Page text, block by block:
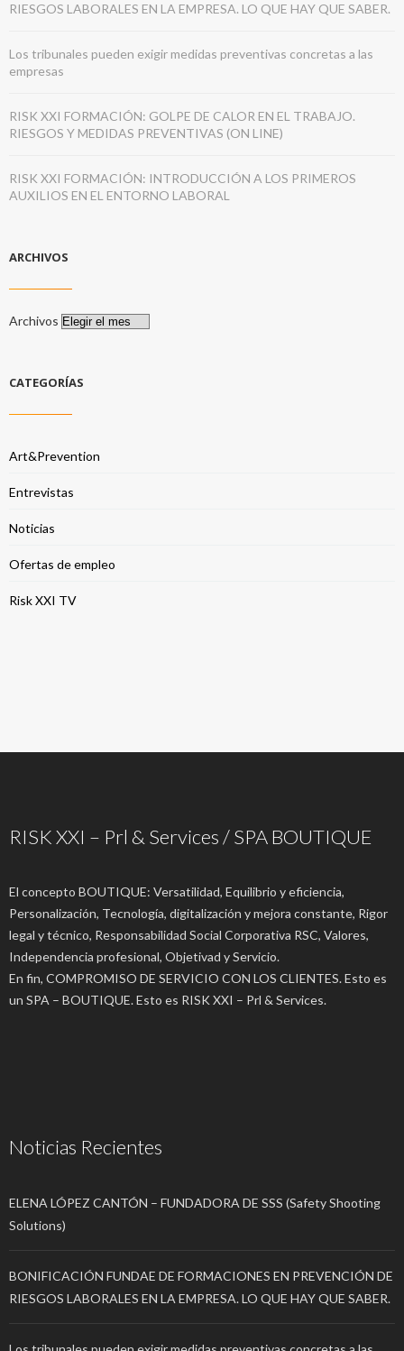
RIESGOS LABORALES EN LA EMPRESA. LO QUE HAY QUE SABER.
Los tribunales pueden exigir medidas preventivas concretas a las
empresas
RISK XXI FORMACIÓN: GOLPE DE CALOR EN EL TRABAJO.
RIESGOS Y MEDIDAS PREVENTIVAS (ON LINE)
RISK XXI FORMACIÓN: INTRODUCCIÓN A LOS PRIMEROS
AUXILIOS EN EL ENTORNO LABORAL
ARCHIVOS
Archivos
CATEGORÍAS
Art&Prevention
Entrevistas
Noticias
Ofertas de empleo
Risk XXI TV
RISK XXI – Prl & Services / SPA BOUTIQUE
El concepto BOUTIQUE: Versatilidad, Equilibrio y eficiencia,
Personalización, Tecnología, digitalización y mejora constante, Rigor
legal y técnico, Responsabilidad Social Corporativa RSC, Valores,
Independencia profesional, Objetivad y Servicio.
En fin, COMPROMISO DE SERVICIO CON LOS CLIENTES. Esto es
un SPA – BOUTIQUE. Esto es RISK XXI – Prl & Services.
Noticias Recientes
ELENA LÓPEZ CANTÓN – FUNDADORA DE SSS (Safety Shooting
Solutions)
BONIFICACIÓN FUNDAE DE FORMACIONES EN PREVENCIÓN DE
RIESGOS LABORALES EN LA EMPRESA. LO QUE HAY QUE SABER.